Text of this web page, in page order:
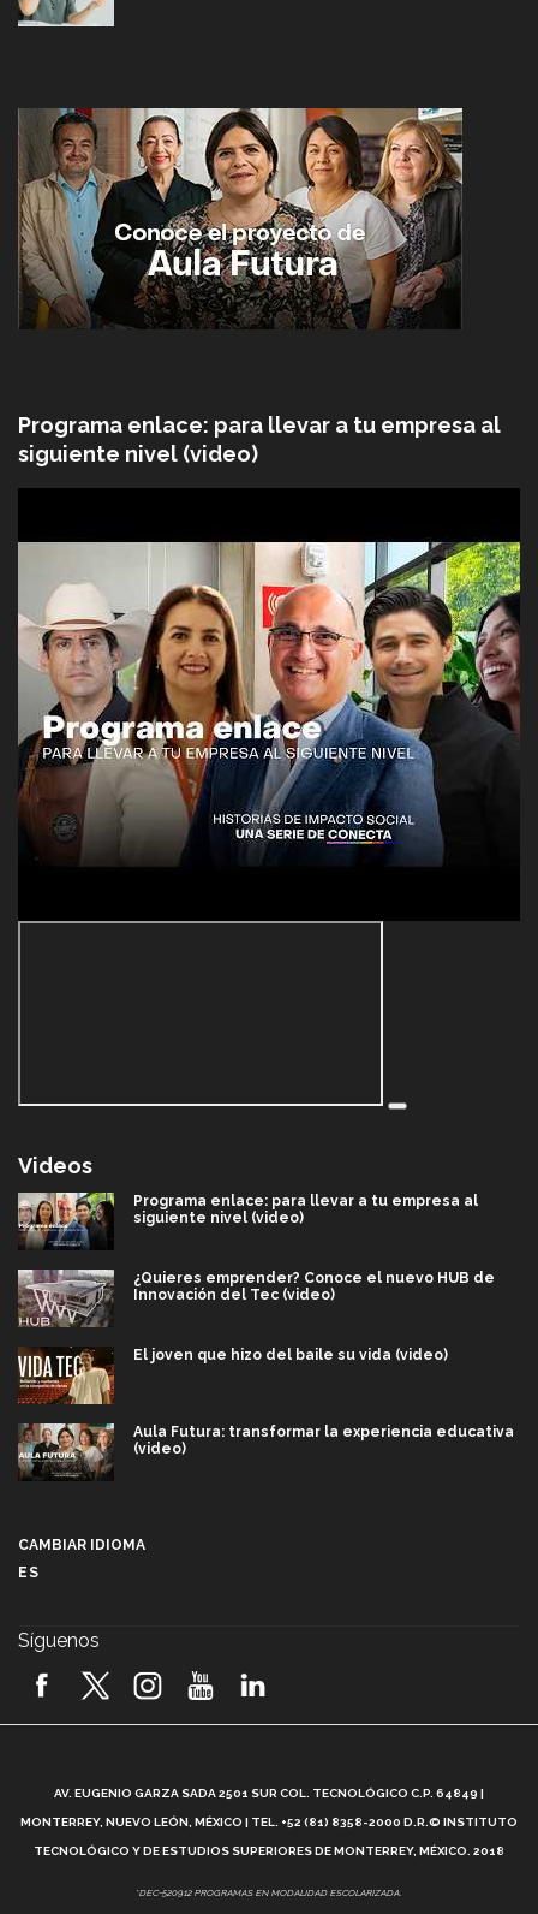
Programa enlace: para llevar a tu empresa al
siguiente nivel (video)
Videos
Programa enlace: para llevar a tu empresa al
siguiente nivel (video)
¿Quieres emprender? Conoce el nuevo HUB de
Innovación del Tec (video)
El joven que hizo del baile su vida (video)
Aula Futura: transformar la experiencia educativa
(video)
2026! (video)
¿Cómo es el Modelo Educativo Tec? (video)
Vida Tec: Feminismo e Inteligencia Artificial, Paola
CAMBIAR IDIOMA
ES
Síguenos
AV. EUGENIO GARZA SADA 2501 SUR COL. TECNOLÓGICO C.P. 64849 |
MONTERREY, NUEVO LEÓN, MÉXICO | TEL. +52 (81) 8358-2000 D.R.© INSTITUTO
TECNOLÓGICO Y DE ESTUDIOS SUPERIORES DE MONTERREY, MÉXICO. 2018
*DEC-520912 PROGRAMAS EN MODALIDAD ESCOLARIZADA.